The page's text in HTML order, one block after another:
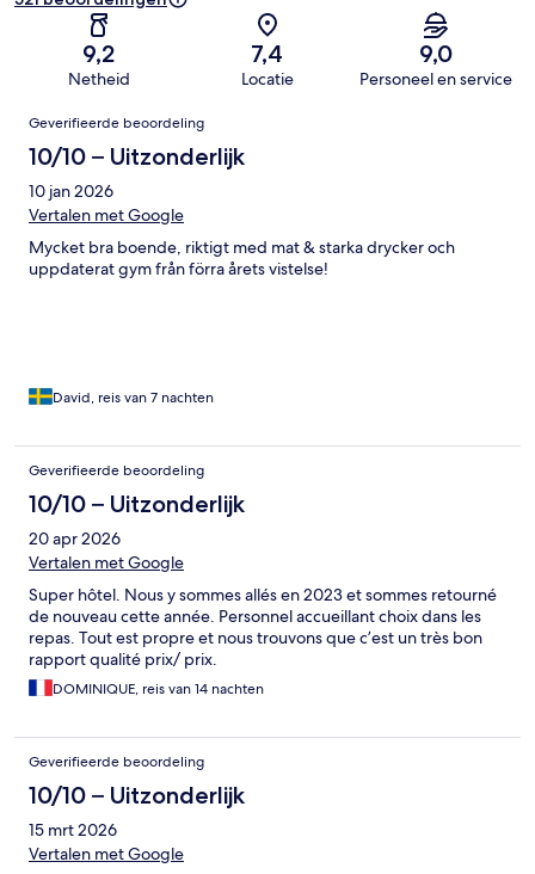
9,2
Netheid
7,4
Locatie
9,0
Personeel en service
Beoordelingen
Geverifieerde beoordeling
10/10 – Uitzonderlijk
10 jan 2026
Vertalen met Google
Mycket bra boende, riktigt med mat & starka drycker och
uppdaterat gym från förra årets vistelse!
David, reis van 7 nachten
Geverifieerde beoordeling
10/10 – Uitzonderlijk
20 apr 2026
Vertalen met Google
Super hôtel. Nous y sommes allés en 2023 et sommes retourné
de nouveau cette année. Personnel accueillant choix dans les
repas. Tout est propre et nous trouvons que c’est un très bon
rapport qualité prix/ prix.
DOMINIQUE, reis van 14 nachten
Geverifieerde beoordeling
10/10 – Uitzonderlijk
15 mrt 2026
Vertalen met Google